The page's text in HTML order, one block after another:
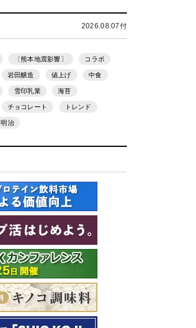
2026.08.07付
〔熊本地震影響〕 コラボ
岩田醸造 値上げ 中食
雪印乳業 海苔
チョコレート トレンド
明治